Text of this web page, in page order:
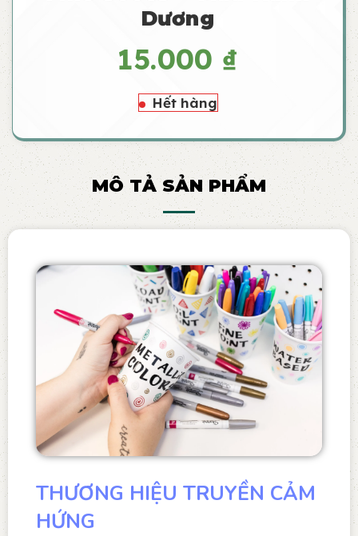
Dương
15.000 ₫
Hết hàng
MÔ TẢ SẢN PHẨM
THƯƠNG HIỆU TRUYỀN CẢM
HỨNG